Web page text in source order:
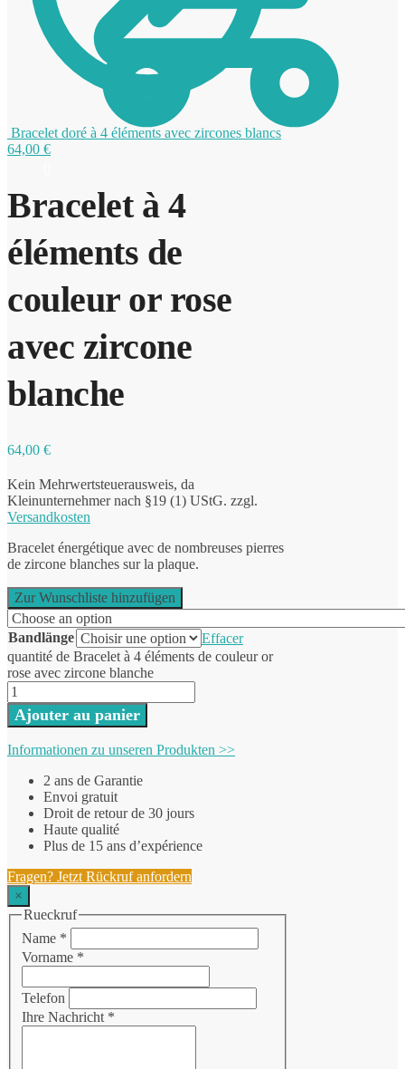
Bracelet doré à 4 éléments avec zircones blancs
64,00 €
Bracelet à 4
éléments de
couleur or rose
avec zircone
blanche
64,00 €
Kein Mehrwertsteuerausweis, da
Kleinunternehmer nach §19 (1) UStG. zzgl.
Versandkosten
Bracelet énergétique avec de nombreuses pierres
de zircone blanches sur la plaque.
Zur Wunschliste hinzufügen
Bandlänge
Effacer
quantité de Bracelet à 4 éléments de couleur or
rose avec zircone blanche
Ajouter au panier
Informationen zu unseren Produkten >>
2 ans de Garantie
Envoi gratuit
Droit de retour de 30 jours
Haute qualité
Plus de 15 ans d’expérience
Fragen? Jetzt Rückruf anfordern
×
Rueckruf
Name *
Vorname *
Telefon
Ihre Nachricht *